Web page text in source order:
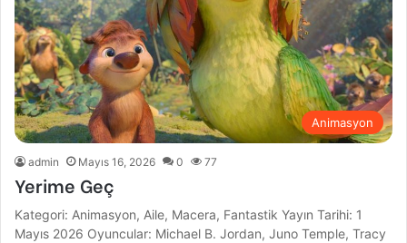
Animasyon
admin Mayıs 16, 2026 0 77
Yerime Geç
Kategori: Animasyon, Aile, Macera, Fantastik Yayın Tarihi: 1
Mayıs 2026 Oyuncular: Michael B. Jordan, Juno Temple, Tracy